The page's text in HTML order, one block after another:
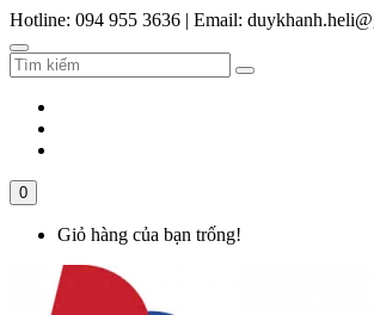
Hotline: 094 955 3636 | Email:
0
Giỏ hàng của bạn trống!